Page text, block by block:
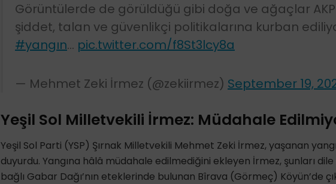
Görüntülerde de görüldüğü gibi doğa ve ağaçlar
şiddet, talan ve güvenlikçi politikalarına kurban
#yangın… pic.twitter.com/f8St3lcy8a
— Mehmet Zeki İrmez (@zekiirmez) September 19,
Yeşil Sol Milletvekili İrmez: Müdahale
Yeşil Sol Parti (YSP) Şırnak Milletvekili Mehmet Zeki İrmez, yaşanan
duyurdu. Yangına hâlâ müdahale edilmediğini ekleyen İrmez, şunları dile
bağlı Gabar Dağı’nın eteklerinde bulunan Bîrava (Görmeç) Köyün’de